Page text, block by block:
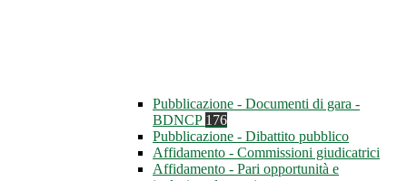
Pubblicazione - Documenti di gara -
BDNCP 176
Pubblicazione - Dibattito pubblico
Affidamento - Commissioni giudicatrici
Affidamento - Pari opportunità e